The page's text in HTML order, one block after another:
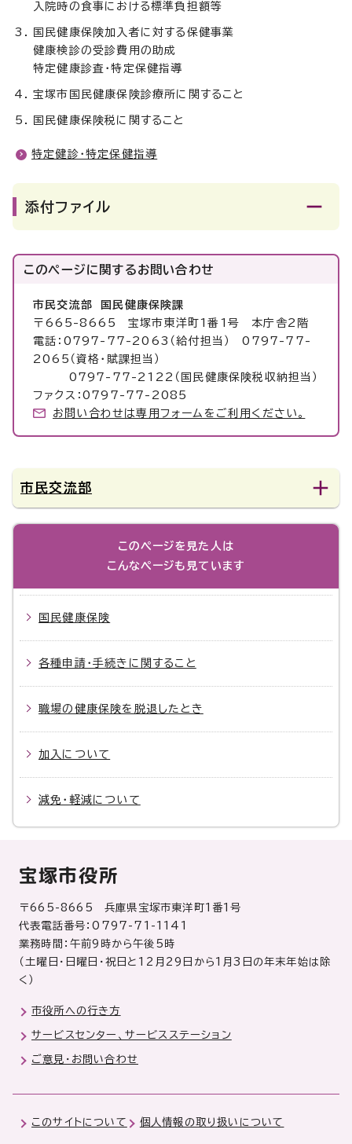
入院時の食事における標準負担額等
国民健康保険加入者に対する保健事業
健康検診の受診費用の助成
特定健康診査・特定保健指導
宝塚市国民健康保険診療所に関すること
国民健康保険税に関すること
特定健診・特定保健指導
添付ファイル
このページに関するお問い合わせ
市民交流部 国民健康保険課
〒665-8665 宝塚市東洋町1番1号 本庁舎2階
電話：0797-77-2063（給付担当） 0797-77-
2065（資格・賦課担当）
0797-77-2122（国民健康保険税収納担当）
ファクス：0797-77-2085
お問い合わせは専用フォームをご利用ください。
市民交流部
このページを見た人は
こんなページも見ています
国民健康保険
各種申請・手続きに関すること
職場の健康保険を脱退したとき
加入について
減免・軽減について
宝塚市役所
〒665-8665 兵庫県宝塚市東洋町1番1号
代表電話番号：0797-71-1141
業務時間：午前9時から午後5時
（土曜日・日曜日・祝日と12月29日から1月3日の年末年始は除
く）
市役所への行き方
サービスセンター、サービスステーション
ご意見・お問い合わせ
このサイトについて 個人情報の取り扱いについて